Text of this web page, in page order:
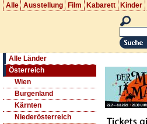
Alle Ausstellung Film Kabarett Kinder
Alle Länder
Österreich
Wien
Burgenland
Kärnten
Niederösterreich